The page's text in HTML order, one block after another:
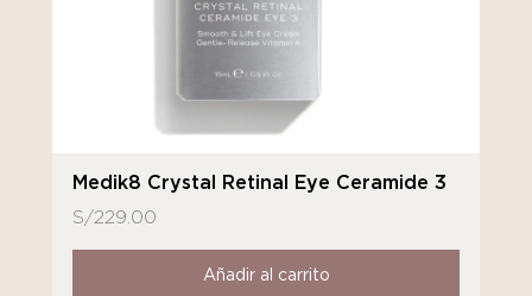
Medik8 Crystal Retinal Eye Ceramide 3
S/229.00
Añadir al carrito